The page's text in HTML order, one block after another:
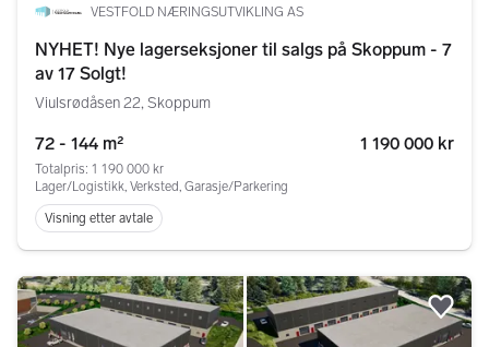
VESTFOLD NÆRINGSUTVIKLING AS
NYHET! Nye lagerseksjoner til salgs på Skoppum - 7
av 17 Solgt!
Viulsrødåsen 22, Skoppum
72 - 144 m² 1 190 000 kr
Totalpris: 1 190 000 kr
Lager/Logistikk, Verksted, Garasje/Parkering
Visning etter avtale